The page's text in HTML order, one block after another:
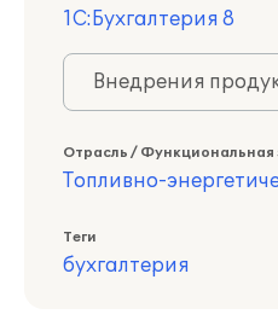
1С:Бухгалтерия 8
Внедрения
Отрасль / Функциональная
Топливно-
Теги
бухгалтерия